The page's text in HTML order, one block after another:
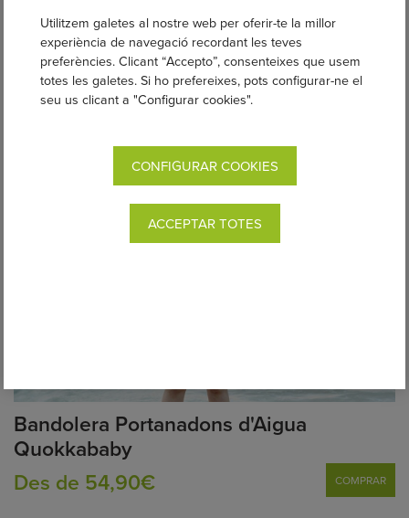
Bandolera Portabebè Little Frog
Bandolera Portanadons d'Aigua
Quokkababy
Des de 54,90€
COMPRAR
Utilitzem galetes al nostre web per oferir-te la millor
experiència de navegació recordant les teves
preferències. Clicant “Accepto”, consenteixes que usem
totes les galetes. Si ho prefereixes, pots configurar-ne el
seu us clicant a "Configurar cookies".
CONFIGURAR COOKIES
ACCEPTAR TOTES